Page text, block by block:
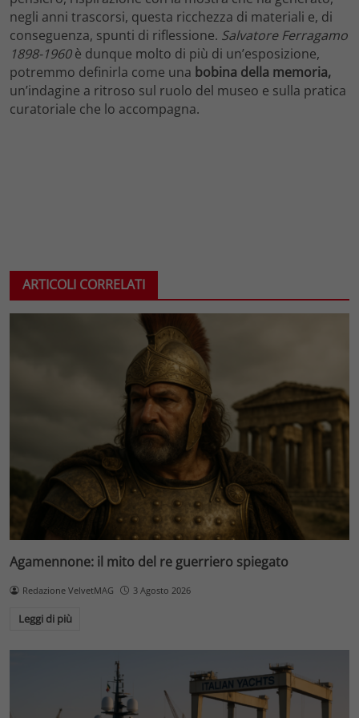
negli anni trascorsi, questa ricchezza di materiali e, di
conseguenza, spunti di riflessione. Salvatore Ferragamo
1898-1960è dunque molto di più di un’esposizione,
potremmo definirla come una bobina della memoria,
un’indagine a ritroso sul ruolo del museo e sulla pratica
curatoriale che lo accompagna.
ARTICOLI CORRELATI
Agamennone: il mito del re guerriero spiegato
Redazione VelvetMAG 3 Agosto 2026
Leggi di più